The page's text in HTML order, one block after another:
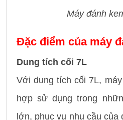
Máy đánh
Đặc điểm của máy
Dung tích cối 7L
Với dung tích cối 7L,
hợp sử dụng trong
lớn, phục vụ nhu cầu của